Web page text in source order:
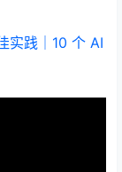
实践｜10 个 AI